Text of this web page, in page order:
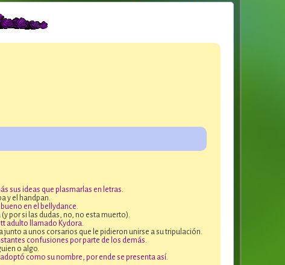
sus ideas que plasmarlas en letras.
y el handpan.
en el bellydance.
por si las dudas, no, no esta muerto).
adulto llamado Kydora.
junto a unos corsarios que le pidieron unirse a su tripulación.
confusiones por parte de los demás.
o algo.
como su nombre, por ende se presenta así.